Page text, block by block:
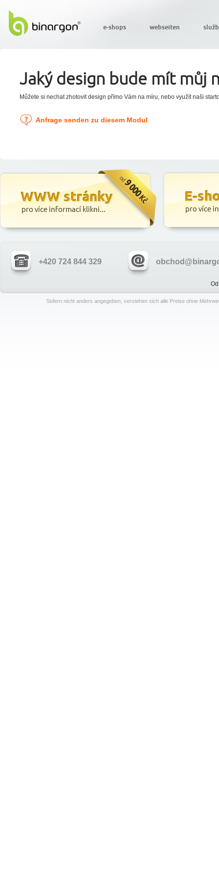
Jaký design bude mít můj
Můžete si nechat zhotovit design přímo Vám na míru, nebo využít naši
Anfrage senden zu diesem Modul
+420 724 844 329
Sofern nicht anders angegeben, verstehen sich alle Preise ohne
e-shops webseiten